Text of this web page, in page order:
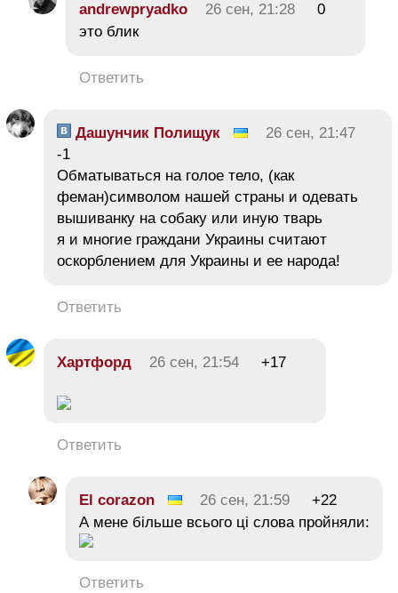
andrewpryadko 26 сен, 21:28
0
это блик
Ответить
Дашунчик Полищук
26 сен, 21:47
-1
Обматываться на голое тело, (как
феман)символом нашей страны и одевать
вышиванку на собаку или иную тварь
я и многие граждани Украины считают
оскорблением для Украины и ее народа!
Ответить
Хартфорд 26 сен, 21:54 +17
Ответить
El corazon 26 сен, 21:59
+22
А мене більше всього ці слова пройняли:
Ответить